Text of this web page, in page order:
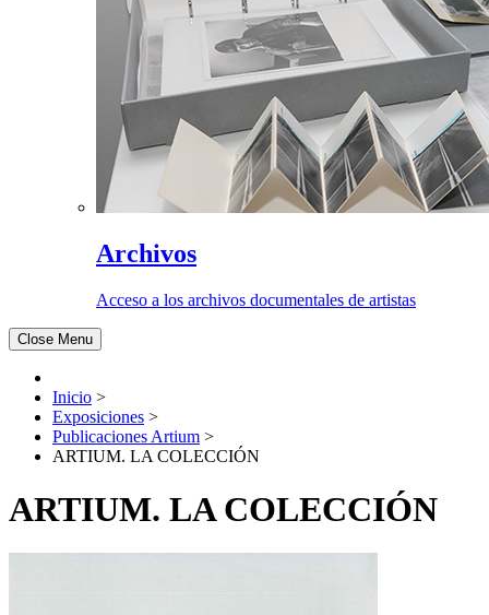
Archivos
Acceso a los archivos documentales de artistas
Close Menu
Inicio >
Exposiciones >
Publicaciones Artium >
ARTIUM. LA COLECCIÓN
ARTIUM. LA COLECCIÓN